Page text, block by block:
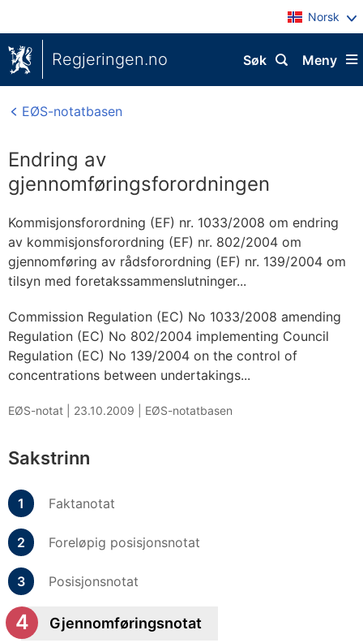
Norsk
Regjeringen.no Meny
Søk
EØS-notatbasen
Endring av
gjennomføringsforordningen
Kommisjonsforordning (EF) nr. 1033/2008 om endring
av kommisjonsforordning (EF) nr. 802/2004 om
gjennomføring av rådsforordning (EF) nr. 139/2004 om
tilsyn med foretakssammenslutninger...
Commission Regulation (EC) No 1033/2008 amending
Regulation (EC) No 802/2004 implementing Council
Regulation (EC) No 139/2004 on the control of
concentrations between undertakings...
EØS-notat | 23.10.2009 EØS-notatbasen
Sakstrinn
Faktanotat
Foreløpig posisjonsnotat
Posisjonsnotat
Gjennomføringsnotat